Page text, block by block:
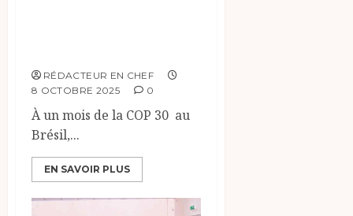
RÉDACTEUR EN CHEF
8 OCTOBRE 2025
0
À un mois de la COP 30 au
Brésil,...
EN SAVOIR PLUS